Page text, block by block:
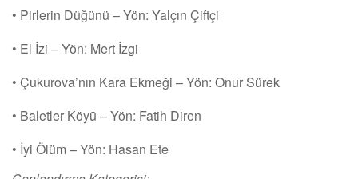
• Pirlerin Düğünü – Yön: Yalçın Çiftçi
• El İzi – Yön: Mert İzgi
• Çukurova’nın Kara Ekmeği – Yön: Onur Sürek
• Baletler Köyü – Yön: Fatih Diren
• İyi Ölüm – Yön: Hasan Ete